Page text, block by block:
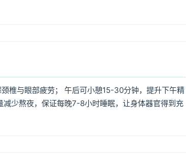
椎与眼部疲劳； 午后可小憩15-30分钟，提升下午精
少熬夜，保证每晚7-8小时睡眠，让身体器官得到充